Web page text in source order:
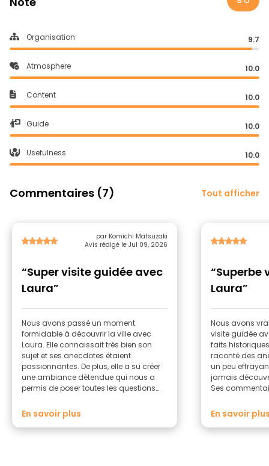
Organisation 9.7
Atmosphere 10.0
Content 10.0
Guide 10.0
Usefulness 10.0
Commentaires (7) Tout afficher
par Komichi Matsuzaki
Avis rédigé le Jul 09, 2026
“Super visite guidée avec
Laura”
Nous avons passé un moment
formidable à découvrir la ville avec
Laura. Elle connaissait très bien son
sujet et ses anecdotes étaient
passionnantes. De plus, elle a su créer
une ambiance détendue qui nous a
permis de poser toutes les questions
recommande vivement si vous êtes
dans le coin !
En savoir plus
“Superbe
Laura”
Nous avons
visite guidée
faits
raconté des
un peu
jamais
Ses
vivement !
En savoir